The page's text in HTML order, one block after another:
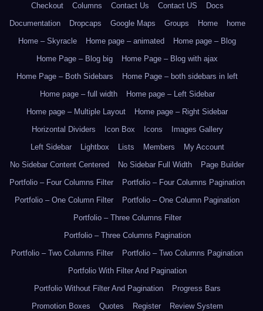
Checkout
Columns Contact Us Contact US
Docs
Documentation
Dropcaps Google Maps Groups Home
home
Home – Skyracle
Home page – animated
Home page – Blog
Home Page – Blog big
Home Page – Blog with ajax
Home Page – Both Sidebars
Home Page – both sidebars in left
Home page – full width
Home page – Left Sidebar
Home page – Multiple Layout
Home page – Right Sidebar
Horizontal Dividers
Icon Box Icons
Images Gallery
Left Sidebar
Lightbox Lists Members
My Account
No Sidebar Content Centered
No Sidebar Full Width
Page Builder
Portfolio – Four Columns Filter
Portfolio – Four Columns Pagination
Portfolio – One Column Filter
Portfolio – One Column Pagination
Portfolio – Three Columns Filter
Portfolio – Three Columns Pagination
Portfolio – Two Columns Filter
Portfolio – Two Columns Pagination
Portfolio With Filter And Pagination
Portfolio Without Filter And Pagination
Progress Bars
Promotion Boxes
Quotes Register Review System